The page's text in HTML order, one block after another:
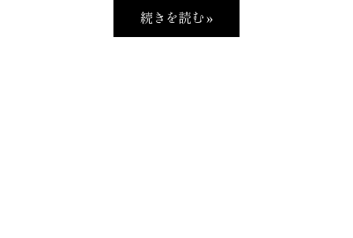
続きを読む »